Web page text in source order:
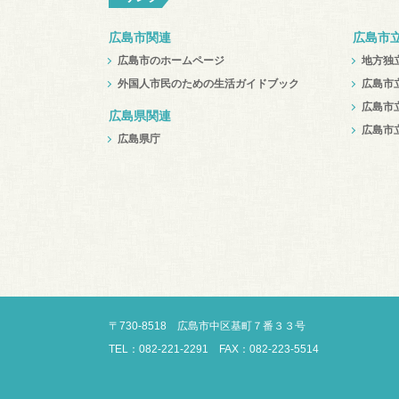
広島市関連
広島市のホームページ
外国人市民のための生活ガイドブック
広島県関連
広島県庁
広島市
地方独
広島市
広島市
広島市
〒 730-8518 広島市中区基町７番３３号
TEL：082-221-2291 FAX：082-223-5514